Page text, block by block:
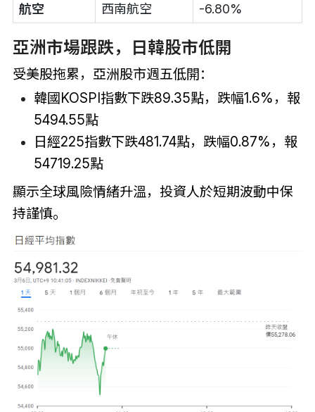
航空 西南航空 -6.80%
亞洲市場跟跌，日韓股市低開
受美股拖累，亞洲股市週五低開：
韓國KOSPI指數下跌89.35點，跌幅1.6%，報
5494.55點
日經225指數下跌481.74點，跌幅0.87%，報
54719.25點
顯示全球風險情緒升溫，投資人於短期波動中保
持謹慎。